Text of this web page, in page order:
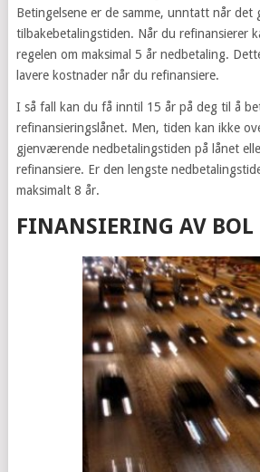
Betingelsene er de samme, unntatt når det
tilbakebetalingstiden. Når du refinansierer
regelen om maksimal 5 år nedbetaling.
lavere kostnader når du refinansiere.
I så fall kan du få inntil 15 år på deg til å
refinansieringslånet. Men, tiden kan ikke
gjenværende nedbetalingstiden på lånet
refinansiere. Er den lengste
maksimalt 8 år.
FINANSIERING AV BOL